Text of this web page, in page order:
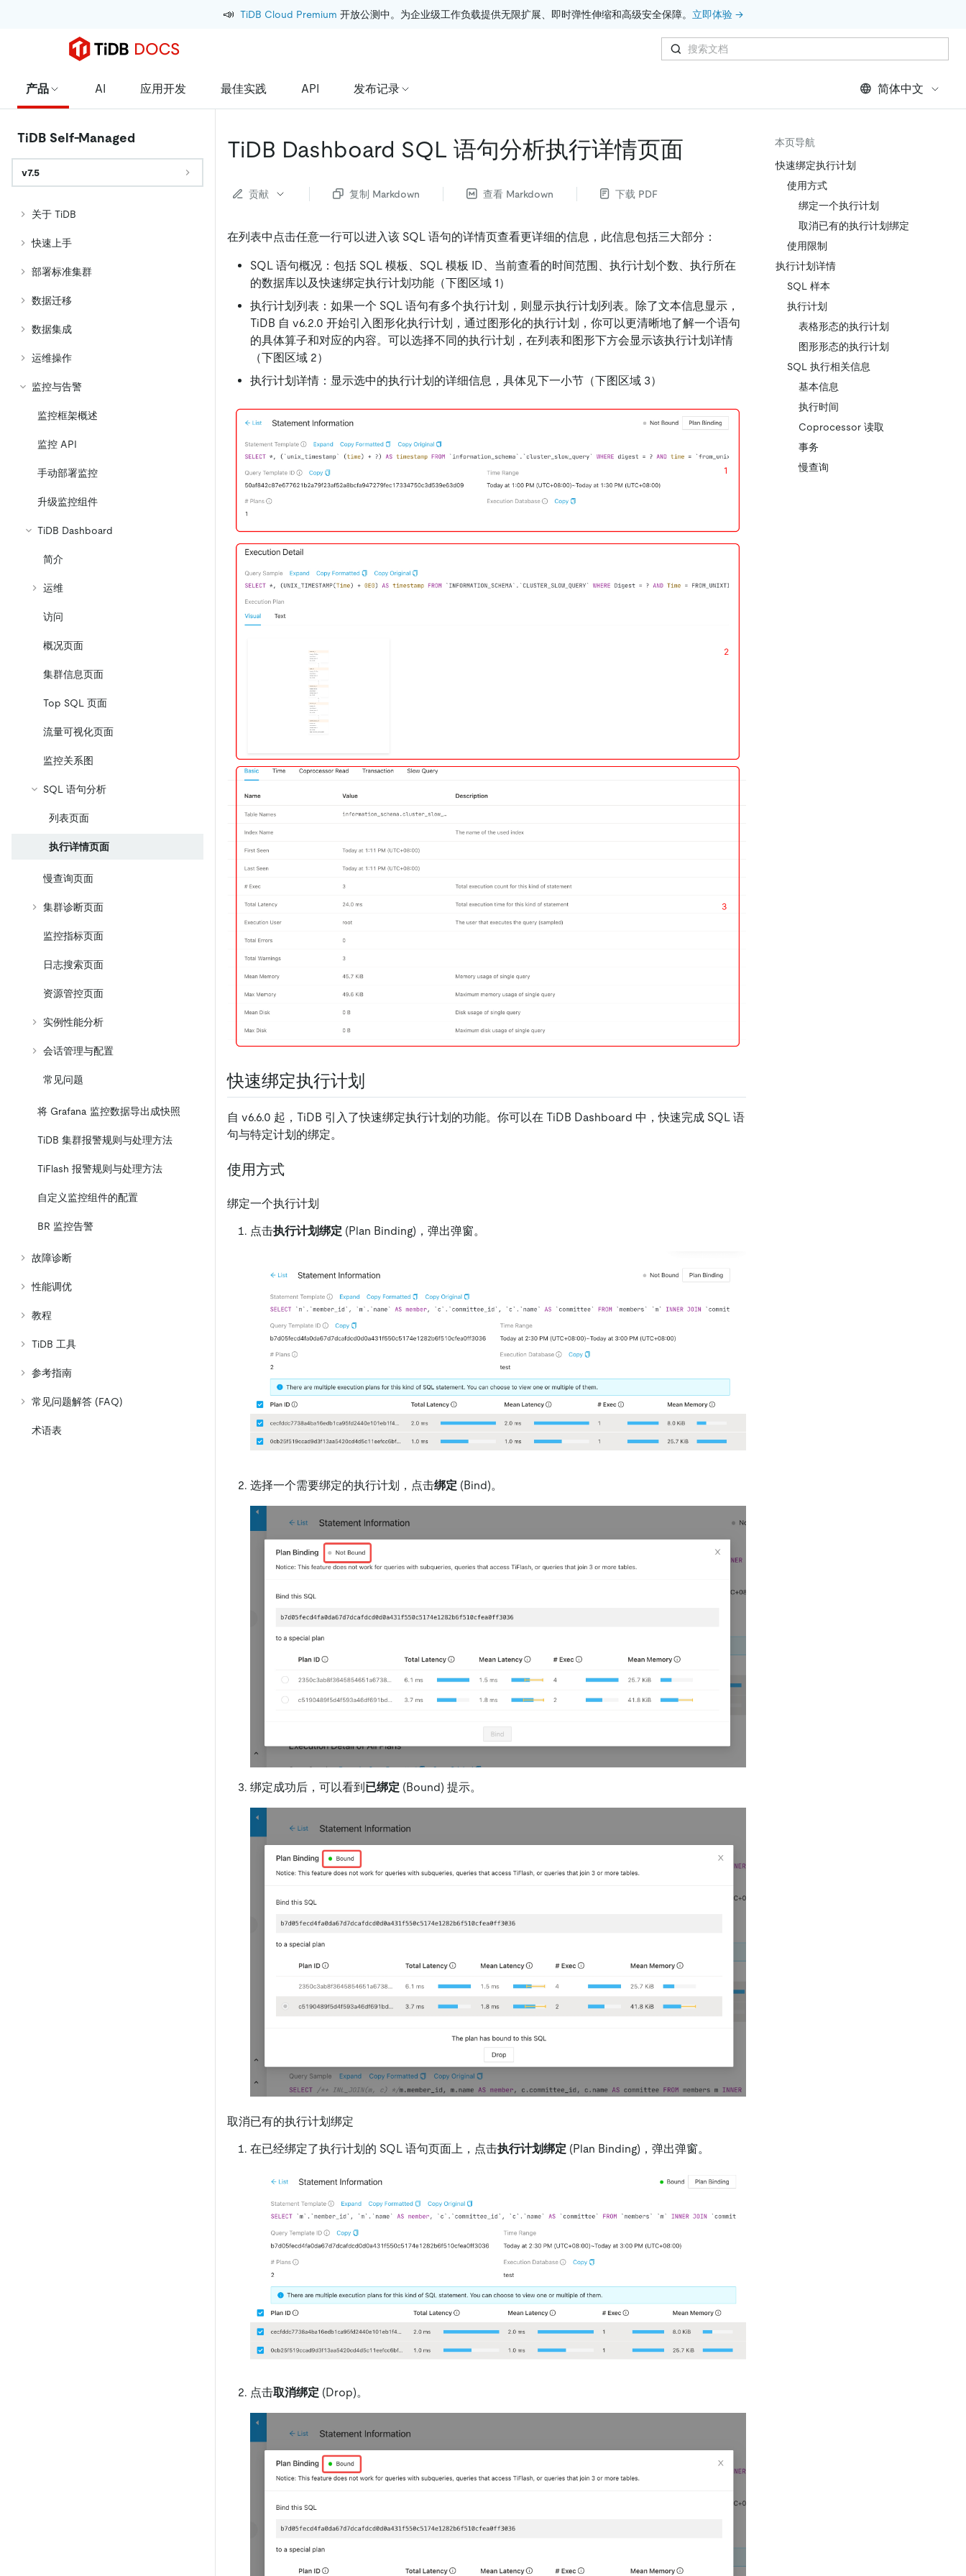
📣 TiDB Cloud Premium 开放公测中。为企业级工作负载提供无限扩展、即时弹性伸缩和高级安全保障。 立即体验 →
产品 AI 应用开发 最佳实践 API 发布记录 简体中文
TiDB Self-Managed
v7.5
关于 TiDB
快速上手
部署标准集群
数据迁移
数据集成
运维操作
监控与告警
监控框架概述
监控 API
手动部署监控
升级监控组件
TiDB Dashboard
简介
运维
访问
概况页面
集群信息页面
Top SQL 页面
流量可视化页面
监控关系图
SQL 语句分析
列表页面
执行详情页面
慢查询页面
集群诊断页面
监控指标页面
日志搜索页面
资源管控页面
实例性能分析
会话管理与配置
常见问题
将 Grafana 监控数据导出成快照
TiDB 集群报警规则与处理方法
TiFlash 报警规则与处理方法
自定义监控组件的配置
BR 监控告警
故障诊断
性能调优
教程
TiDB 工具
参考指南
常见问题解答 (FAQ)
术语表
TiDB Dashboard SQL 语句分析执行详情页面
贡献 复制 Markdown 查看 Markdown 下载 PDF
在列表中点击任意一行可以进入该 SQL 语句的详情页查看更详细的信息，此信息包括三大部分：
SQL 语句概况：包括 SQL 模板、SQL 模板 ID、当前查看的时间范围、执行计划个数、执行所在
的数据库以及快速绑定执行计划功能（下图区域 1）
执行计划列表：如果一个 SQL 语句有多个执行计划，则显示执行计划列表。除了文本信息显示，
TiDB 自 v6.2.0 开始引入图形化执行计划，通过图形化的执行计划，你可以更清晰地了解一个语句
的具体算子和对应的内容。可以选择不同的执行计划，在列表和图形下方会显示该执行计划详情
（下图区域 2）
执行计划详情：显示选中的执行计划的详细信息，具体见下一小节（下图区域 3）
快速绑定执行计划
自 v6.6.0 起，TiDB 引入了快速绑定执行计划的功能。你可以在 TiDB Dashboard 中，快速完成 SQL 语
句与特定计划的绑定。
使用方式
绑定一个执行计划
点击执行计划绑定 (Plan Binding)，弹出弹窗。
选择一个需要绑定的执行计划，点击绑定 (Bind)。
绑定成功后，可以看到已绑定 (Bound) 提示。
取消已有的执行计划绑定
在已经绑定了执行计划的 SQL 语句页面上，点击执行计划绑定 (Plan Binding)，弹出弹窗。
点击取消绑定 (Drop)。
本页导航
快速绑定执行计划
使用方式
绑定一个执行计划
取消已有的执行计划绑定
使用限制
执行计划详情
SQL 样本
执行计划
表格形态的执行计划
图形形态的执行计划
SQL 执行相关信息
基本信息
执行时间
Coprocessor 读取
事务
慢查询